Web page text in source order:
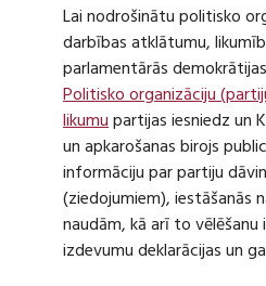
Lai nodrošinātu politisko
darbības atklātumu,
parlamentārās
Politisko organizāciju
likumupartijas iesniedz un
un apkarošanas birojs
informāciju par partiju
(ziedojumiem), iestāšanās
naudām, kā arī to vēlēšanu
izdevumu deklarācijas un